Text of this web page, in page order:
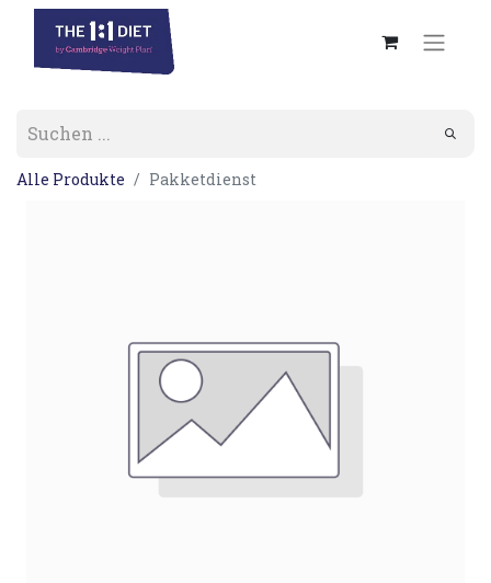
Alle Produkte Pakketdienst